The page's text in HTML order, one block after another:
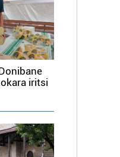
iritsi